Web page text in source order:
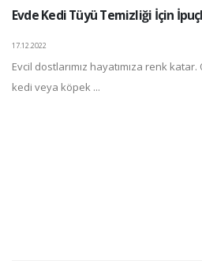
Evde Kedi Tüyü Temizliği İçin
17.12.2022
Evcil dostlarımız hayatımıza renk
kedi veya köpek ...